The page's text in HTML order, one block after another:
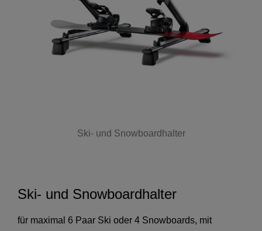
Ski- und Snowboardhalter
Ski- und Snowboardhalter
für maximal 6 Paar Ski oder 4 Snowboards, mit